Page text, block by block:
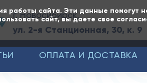
работы сайта. Эти данные помогут
сайт, вы даете свое
г. Новосибирск,
ул. 2-я Станционная, 30, к. 9
ОПЛАТА И ДОСТАВКА